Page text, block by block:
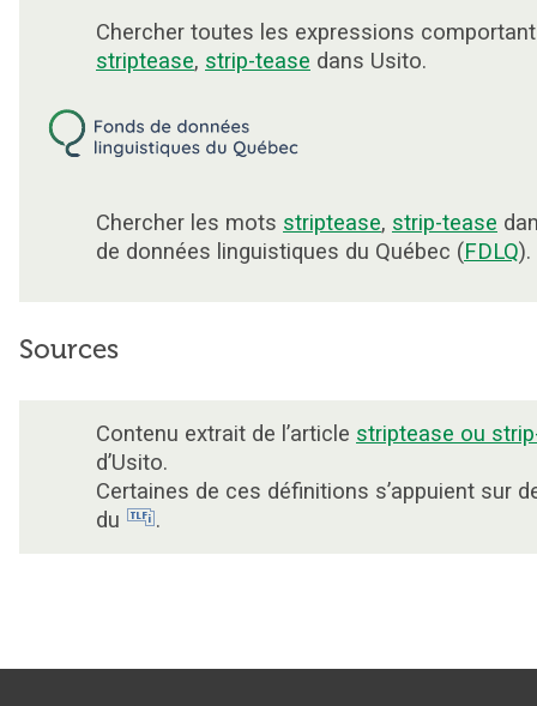
Chercher toutes les expressions
striptease, strip-tease dans Usito.
Chercher les mots striptease, strip-tease
de données linguistiques du Québec (FDLQ).
Sources
Contenu extrait de l’article striptease ou
d’Usito.
Certaines de ces définitions s’appuient sur
du
.